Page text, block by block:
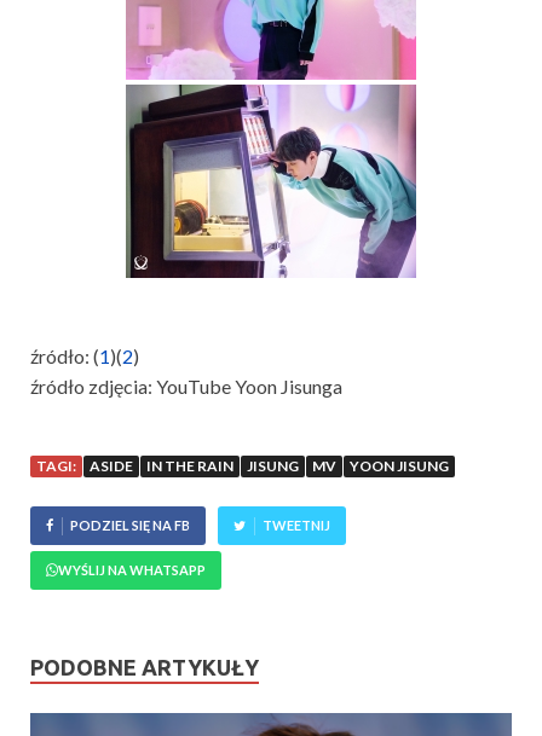
źródło: (1)(2)
źródło zdjęcia: YouTube Yoon Jisunga
TAGI: ASIDE IN THE RAIN JISUNG MV YOON JISUNG
PODZIEL SIĘ NA FB TWEETNIJ
WYŚLIJ NA WHATSAPP
PODOBNE ARTYKUŁY